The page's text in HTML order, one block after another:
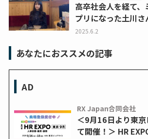
高卒社会人を経て
プリになった土川さ
2025.6.2
あなたにおススメの記事
AD
RX Japan合同会社
＜9月16日より東
て開催！＞ HR